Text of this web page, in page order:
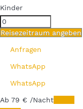
Kinder
Reisezeitraum angeben
Anfragen
WhatsApp
WhatsApp
Ab 79 € /Nacht